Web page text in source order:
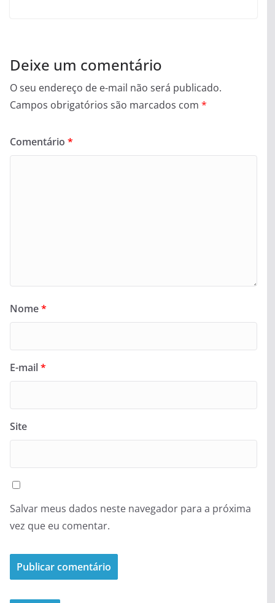
Deixe um comentário
O seu endereço de e-mail não será publicado.
Campos obrigatórios são marcados com *
Comentário *
Nome*
E-mail*
Site
Salvar meus dados neste navegador para a próxima
vez que eu comentar.